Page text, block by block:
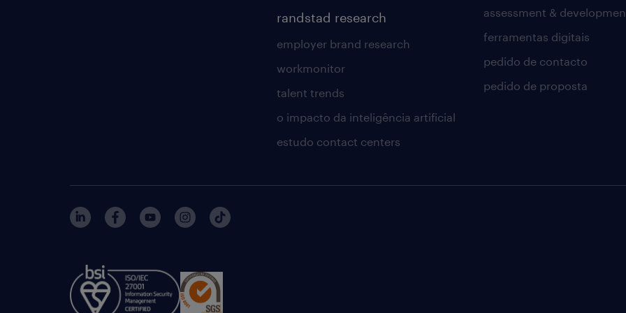
randstad research
employer brand research
workmonitor
talent trends
o impacto da inteligência artificial
estudo contact centers
assessment &
ferramentas digitais
pedido de contacto
pedido de proposta